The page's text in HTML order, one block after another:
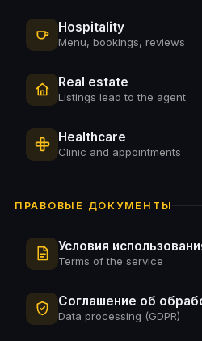
Hospitality
Menu, bookings, reviews
Real estate
Listings lead to the agent
Healthcare
Clinic and appointments
ПРАВОВЫЕ ДОКУМЕНТЫ
Условия
Terms of the service
Соглашение об
Data processing (GDPR)